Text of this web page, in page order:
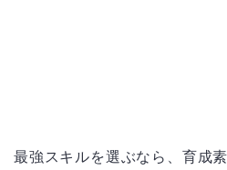
最強スキルを選ぶなら、育成